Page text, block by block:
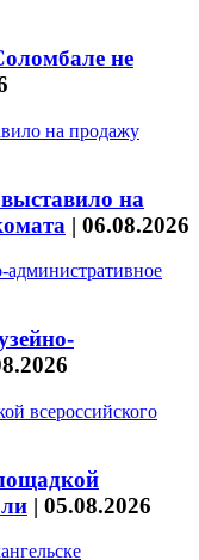
не
на
| 06.08.2026
| 05.08.2026